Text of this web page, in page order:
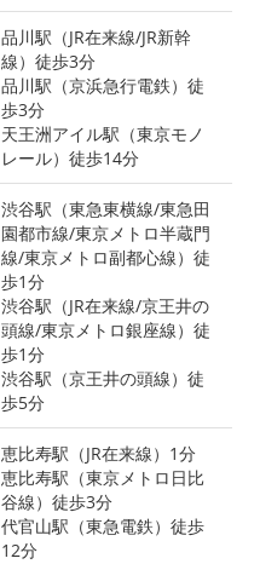
品川駅（JR在来線/JR新幹
線）徒歩3分
品川駅（京浜急行電鉄）徒
歩3分
天王洲アイル駅（東京モノ
レール）徒歩14分
渋谷駅（東急東横線/東急田
園都市線/東京メトロ半蔵門
線/東京メトロ副都心線）徒
歩1分
渋谷駅（JR在来線/京王井の
頭線/東京メトロ銀座線）徒
歩1分
渋谷駅（京王井の頭線）徒
歩5分
恵比寿駅（JR在来線）1分
恵比寿駅（東京メトロ日比
谷線）徒歩3分
代官山駅（東急電鉄）徒歩
12分